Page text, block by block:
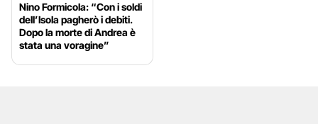
Nino Formicola: “Con i soldi
dell’Isola pagherò i debiti.
Dopo la morte di Andrea è
stata una voragine”